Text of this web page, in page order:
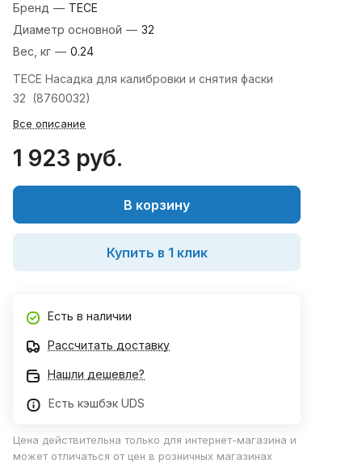
Бренд — TECE
Диаметр основной — 32
Вес, кг — 0.24
ТЕСЕ Насадка для калибровки и снятия фаски
32 (8760032)
Все описание
1 923 руб.
В корзину
Купить в 1 клик
Есть в наличии
Рассчитать доставку
Нашли дешевле?
Есть кэшбэк UDS
Цена действительна только для интернет-магазина и
может отличаться от цен в розничных магазинах